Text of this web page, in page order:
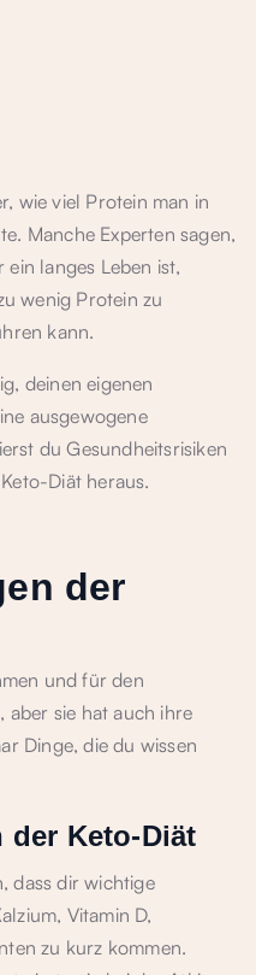
wie viel Protein man in
Manche Experten sagen,
langes Leben ist,
wenig Protein zu
kann.
deinen eigenen
ausgewogene
du Gesundheitsrisiken
Diät heraus.
der
und für den
aber sie hat auch ihre
Dinge, die du wissen
der Keto-Diät
dass dir wichtige
Vitamin D,
zu kurz kommen.